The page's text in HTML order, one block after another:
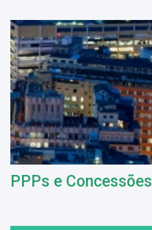
PPPs e Concessões